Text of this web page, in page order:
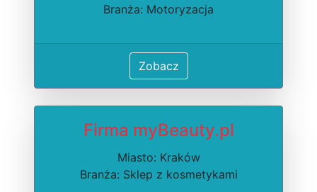
Branża: Motoryzacja
Zobacz
Firma myBeauty.pl
Miasto: Kraków
Branża: Sklep z kosmetykami